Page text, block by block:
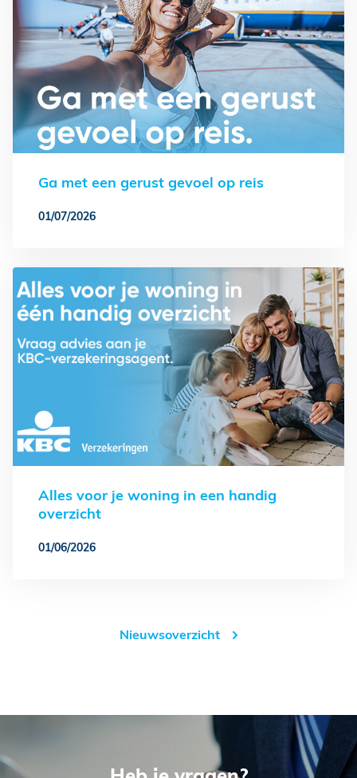
Ga met een gerust gevoel op reis
01/07/2026
Alles voor je woning in een handig
overzicht
01/06/2026
Nieuwsoverzicht